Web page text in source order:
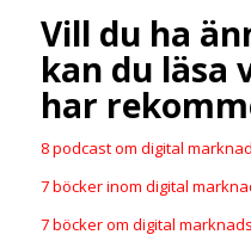
Vill du ha
kan du läsa
har
8 podcast om digital
7 böcker inom digital
7 böcker om digital